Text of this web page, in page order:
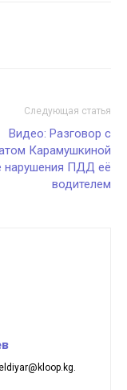
Следующая статья
Видео: Разговор с
Карамушкиной
нарушения ПДД её
водителем